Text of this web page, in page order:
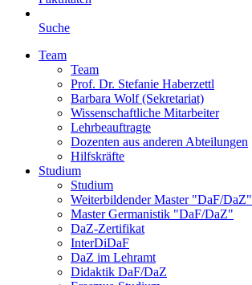
Suche
Team
Team
Prof. Dr. Stefanie Haberzettl
Barbara Wolf (Sekretariat)
Wissenschaftliche Mitarbeiter
Lehrbeauftragte
Dozenten aus anderen Abteilungen
Hilfskräfte
Studium
Studium
Weiterbildender Master "DaF/DaZ"
Master Germanistik "DaF/DaZ"
DaZ-Zertifikat
InterDiDaF
DaZ im Lehramt
Didaktik DaF/DaZ